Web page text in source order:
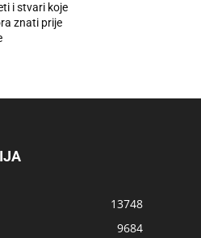
i stvari koje
znati prije
13748
9684